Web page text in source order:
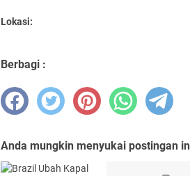
Lokasi:
Berbagi :
Anda mungkin menyukai postingan